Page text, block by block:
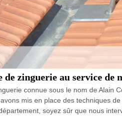
zinguerie au service de
connue sous le nom de Alain
mis en place des techniques
soyez sûr que nous